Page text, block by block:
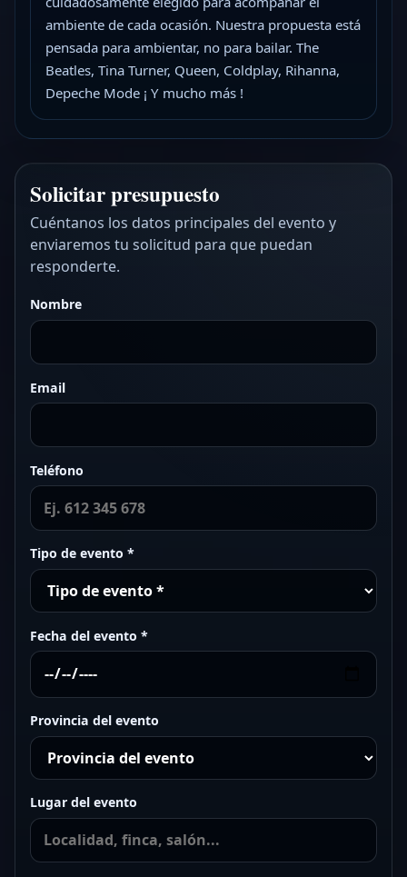
ambiente de cada ocasión. Nuestra propuesta está
pensada para ambientar, no para bailar. The
Beatles, Tina Turner, Queen, Coldplay, Rihanna,
Depeche Mode ¡ Y mucho más !
Solicitar presupuesto
Cuéntanos los datos principales del evento y
enviaremos tu solicitud para que puedan
responderte.
Nombre
Email
Teléfono
Tipo de evento *
Fecha del evento *
Provincia del evento
Lugar del evento